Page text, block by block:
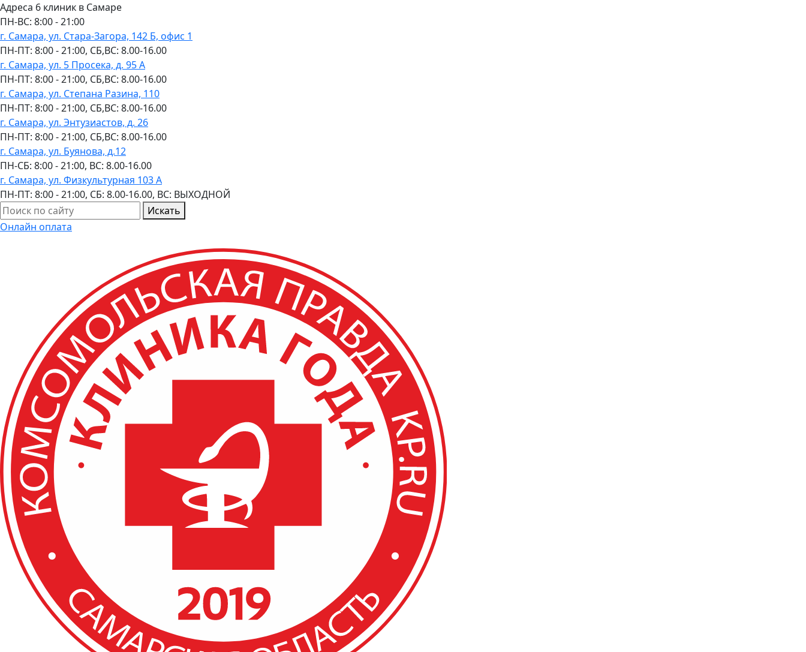
Адреса 6 клиник в Самаре
ПН-ВC: 8:00 - 21:00
г. Самара, ул. Стара-Загора, 142 Б, офис 1
ПН-ПТ: 8:00 - 21:00, СБ,ВС: 8.00-16.00
г. Самара, ул. 5 Просека, д. 95 А
ПН-ПТ: 8:00 - 21:00, СБ,ВС: 8.00-16.00
г. Самара, ул. Степана Разина, 110
ПН-ПТ: 8:00 - 21:00, СБ,ВС: 8.00-16.00
г. Самара, ул. Энтузиастов, д. 26
ПН-ПТ: 8:00 - 21:00, СБ,ВС: 8.00-16.00
г. Самара, ул. Буянова, д.12
ПН-СБ: 8:00 - 21:00, ВС: 8.00-16.00
г. Самара, ул. Физкультурная 103 А
ПН-ПТ: 8:00 - 21:00, СБ: 8.00-16.00, ВС: ВЫХОДНОЙ
Искать
Онлайн оплата